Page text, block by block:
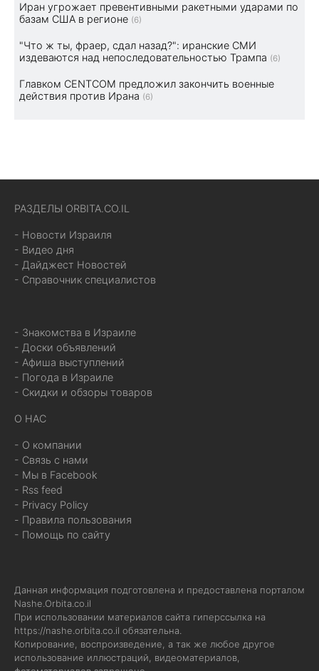
Иран угрожает превентивными ракетными ударами по
базам США в регионе (6)
"Что ж ты, фраер, сдал назад?": иранские СМИ
издеваются над непоследовательностью Трампа (6)
Главком CENTCOM предложил закончить военные
действия против Ирана (6)
РАЗДЕЛЫ ORBITA.CO.IL
- Новости Израиля
- Видео дня
- Дайджест Новостей
- Справочник специалистов
- Знакомства в Израиле
- Доски объявлений
- Афиша выступлений
- Погода в Израиле
- Скидки и обзоры товаров
О НАС
- О компании
- Связь с нами
- Мы в Facebook
- Rss feed
- Privacy Policy
- Правила пользования
- Помощь по сайту
Данная информация подготовлена и предоставлена порталом
Nashe.Orbita.co.il
При использовании материалов сайта гиперссылка на
https://nashe.orbita.co.il обязательна.
Копирование, воспроизведение, а так же любое другое
использование иллюстраций, видеоматериалов,